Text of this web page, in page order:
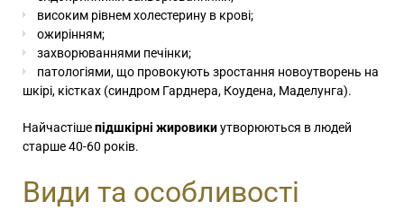
високим рівнем холестерину в крові;
ожирінням;
захворюваннями печінки;
патологіями, що провокують зростання новоутворень на
шкірі, кістках (синдром Гарднера, Коудена, Маделунга).
Найчастішепідшкірні жировикиутворюються в людей
старше 40-60 років.
Види та особливості